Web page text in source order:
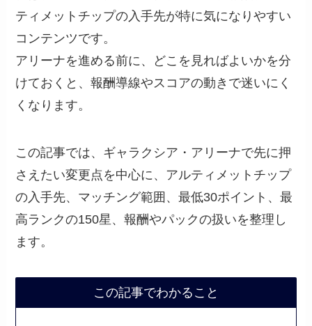
ティメットチップの入手先が特に気になりやすい
コンテンツです。
アリーナを進める前に、どこを見ればよいかを分
けておくと、報酬導線やスコアの動きで迷いにく
くなります。
この記事では、ギャラクシア・アリーナで先に押
さえたい変更点を中心に、アルティメットチップ
の入手先、マッチング範囲、最低30ポイント、最
高ランクの150星、報酬やパックの扱いを整理し
ます。
この記事でわかること